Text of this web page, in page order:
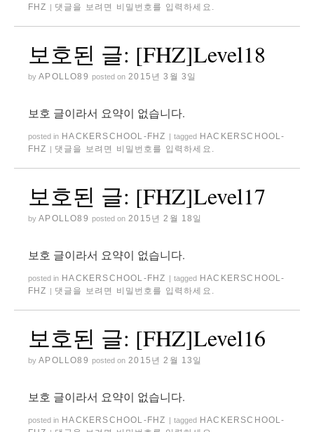
FHZ | 댓글을 보려면 비밀번호를 입력하세요.
보호된 글: [FHZ]Level18
by APOLLO89 posted on 2015년 3월 3일
보호 글이라서 요약이 없습니다.
posted in HACKERSCHOOL-FHZ | tagged HACKERSCHOOL-
FHZ | 댓글을 보려면 비밀번호를 입력하세요.
보호된 글: [FHZ]Level17
by APOLLO89 posted on 2015년 2월 18일
보호 글이라서 요약이 없습니다.
posted in HACKERSCHOOL-FHZ | tagged HACKERSCHOOL-
FHZ | 댓글을 보려면 비밀번호를 입력하세요.
보호된 글: [FHZ]Level16
by APOLLO89 posted on 2015년 2월 13일
보호 글이라서 요약이 없습니다.
posted in HACKERSCHOOL-FHZ | tagged HACKERSCHOOL-